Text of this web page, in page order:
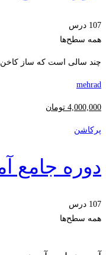
107 درس
همه سطح‌ها
چند سالی است که ساز کاخن
mehrad
4,000,000 تومان
پرکاشن
دوره جامع
107 درس
همه سطح‌ها